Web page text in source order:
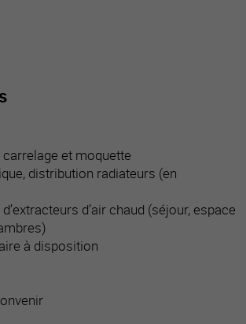
et moquette
distribution radiateurs (en
d’air chaud (séjour, espace
à disposition